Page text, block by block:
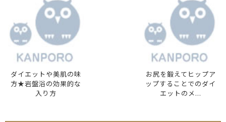
ダイエットや美肌の味
方★岩盤浴の効果的な
入り方
お尻を鍛えてヒップア
ップすることでのダイ
エットのメ...